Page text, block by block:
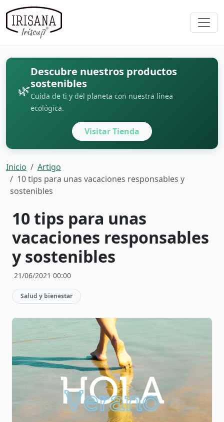
🌿
Descubre nuestros productos
sostenibles
Cuida de ti y del planeta con nuestra línea
ecológica.
Visitar Tienda
Inicio
Artigo
10 tips para unas vacaciones responsables y
sostenibles
10 tips para unas
vacaciones responsables
y sostenibles
21/06/2021 00:00
Salud y bienestar